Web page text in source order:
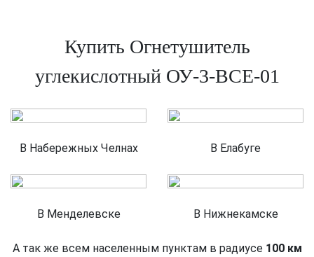
Купить Огнетушитель
углекислотный ОУ-3-BCE-01
В Набережных Челнах В Елабуге
В Менделевске В Нижнекамске
А так же всем населенным пунктам в радиусе 100 км